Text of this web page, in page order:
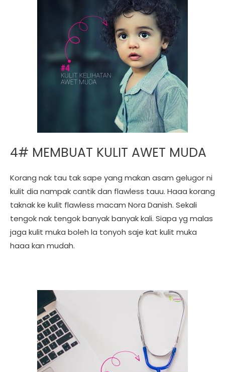
4# MEMBUAT KULIT AWET MUDA
Korang nak tau tak sape yang makan asam gelugor ni
kulit dia nampak cantik dan flawless tauu. Haaa korang
taknak ke kulit flawless macam Nora Danish. Sekali
tengok nak tengok banyak banyak kali. Siapa yg malas
jaga kulit muka boleh la tonyoh saje kat kulit muka
haaa kan mudah.